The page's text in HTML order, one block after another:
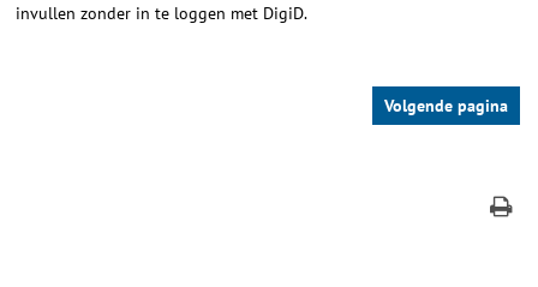
invullen zonder in te loggen met DigiD.